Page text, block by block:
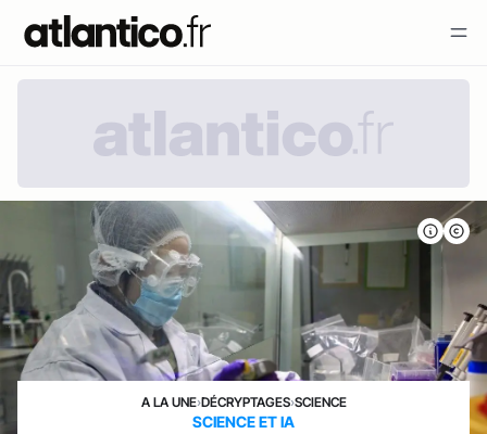
A LA UNE›DÉCRYPTAGES›SCIENCE
SCIENCE ET IA